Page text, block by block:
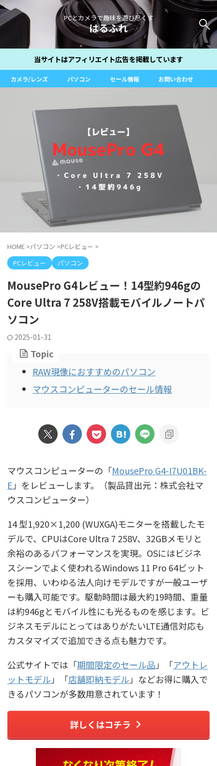
PCとカメラで趣味を遊び尽くす
はるふれ
当サイトはアフィリエイト広告を掲載しています
カメラ/レンズ パソコン セール情報 お問い合わせ
HOME >パソコン >PCレビュー >
PCレビュー
パソコン
MousePro G4レビュー！14型約946gの
Core Ultra 7 258V搭載モバイルノートパ
ソコン
2025-01-31
Topic
RAW現像におすすめのパソコン
マウスコンピューターのセール情報
マウスコンピューターの「MousePro G4-I7U01BK-
E 」をレビューします。（製品貸出元：株式会社マ
ウスコンピューター）
14 型1,920×1,200 (WUXGA)モニターを搭載したモ
デルで、CPUはCore Ultra 7 258V、32GBメモリと
余裕のあるパフォーマンスを実現。OSにはビジネ
スシーンでよく使われるWindows 11 Pro 64ビット
を採用、いわゆる法人向けモデルですが一般ユーザ
ーも購入可能です。駆動時間は最大約19時間、重量
は約946gとモバイル性にも光るものを感じます。ビ
ジネスモデルにとってはありがたいLTE通信対応も
カスタマイズで追加できる点も魅力です。
公式サイトでは「期間限定のセール品 」「アウトレ
ットモデル 」「店舗即納モデル 」などお得に購入で
きるパソコンが多数用意されています！
詳しくはコチラ